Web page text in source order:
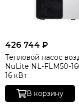
426 744 ₽
Тепловой насос
NuLite NL-FLM50-
16 кВт
В корзину